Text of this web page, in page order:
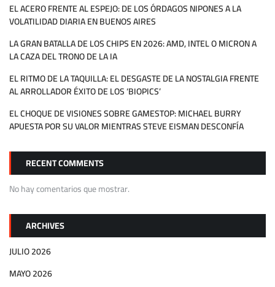
EL ACERO FRENTE AL ESPEJO: DE LOS ÓRDAGOS NIPONES A LA
VOLATILIDAD DIARIA EN BUENOS AIRES
LA GRAN BATALLA DE LOS CHIPS EN 2026: AMD, INTEL O MICRON A
LA CAZA DEL TRONO DE LA IA
EL RITMO DE LA TAQUILLA: EL DESGASTE DE LA NOSTALGIA FRENTE
AL ARROLLADOR ÉXITO DE LOS ‘BIOPICS’
EL CHOQUE DE VISIONES SOBRE GAMESTOP: MICHAEL BURRY
APUESTA POR SU VALOR MIENTRAS STEVE EISMAN DESCONFÍA
RECENT COMMENTS
No hay comentarios que mostrar.
ARCHIVES
JULIO 2026
MAYO 2026